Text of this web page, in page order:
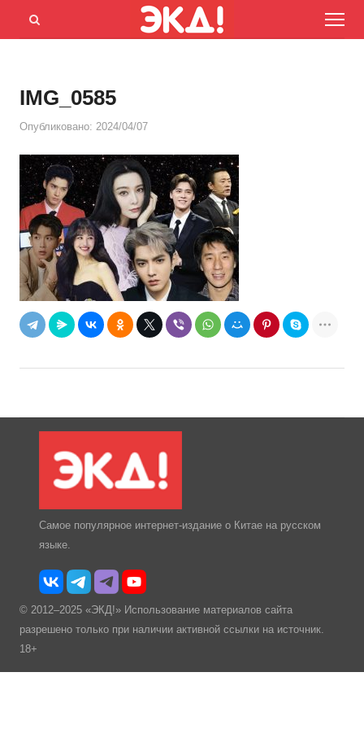
Menu
Открыть
IMG_0585
Опубликовано: 2024/04/07
Самое популярное интернет-издание о Китае на русском
языке.
© 2012–2025 «ЭКД!» Использование материалов сайта
разрешено только при наличии активной ссылки на источник.
18+